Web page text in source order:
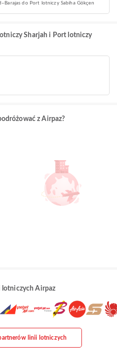
do Port lotniczy Sabiha Gökçen
Sharjah i Port lotniczy
z Airpaz?
lotniczych Airpaz
linii lotniczych